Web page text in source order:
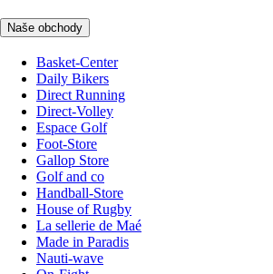
Naše obchody
Basket-Center
Daily Bikers
Direct Running
Direct-Volley
Espace Golf
Foot-Store
Gallop Store
Golf and co
Handball-Store
House of Rugby
La sellerie de Maé
Made in Paradis
Nauti-wave